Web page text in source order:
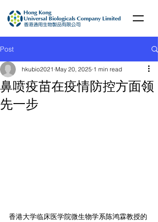
Post
鼻喷疫苗在疫情防控方面领
先一步
hkubio2021 May 20, 2025 1 min read
香港大学临床医学院微生物学系陈鸿霖教授的